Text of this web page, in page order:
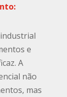
e
A
não
mas